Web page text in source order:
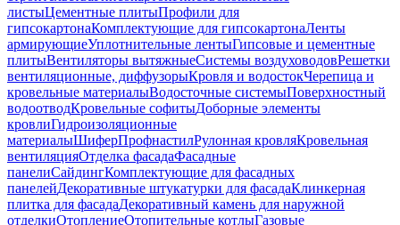
листыЦементные плитыПрофили для
гипсокартонаКомплектующие для гипсокартонаЛенты
армирующиеУплотнительные лентыГипсовые и цементные
плитыВентиляторы вытяжныеСистемы воздуховодовРешетки
вентиляционные, диффузорыКровля и водостокЧерепица и
кровельные материалыВодосточные системыПоверхностный
водоотводКровельные софитыДоборные элементы
кровлиГидроизоляционные
материалыШиферПрофнастилРулонная кровляКровельная
вентиляцияОтделка фасадаФасадные
панелиСайдингКомплектующие для фасадных
панелейДекоративные штукатурки для фасадаКлинкерная
плитка для фасадаДекоративный камень для наружной
отделкиОтоплениеОтопительные котлыГазовые